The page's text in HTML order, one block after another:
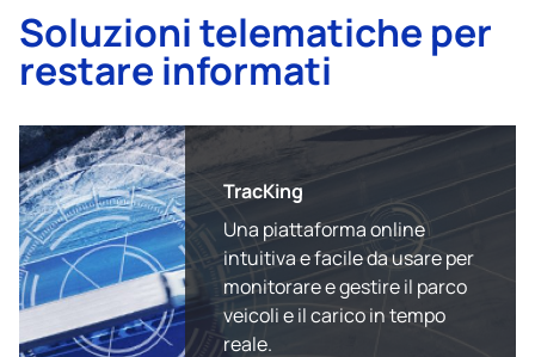
Soluzioni telematiche per
restare informati
TracKing
Una piattaforma online
intuitiva e facile da usare per
monitorare e gestire il parco
veicoli e il carico in tempo
reale.